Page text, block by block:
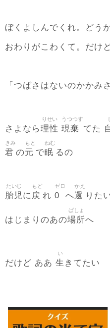
ぼくよしんでくれ。どう
おわりがこわくて。だけ
「つばさはないのかかみ
さよなら理性
りせい
現棄
うつつす
てた
君
きみ
の元
もと
で眠
ねむ
るの
胎児
たいじ
に戻
もど
れ 0
ゼロ
へ還
かえ
りた
はじまりのあの場所
ばしょ
へ
だけど ああ 生
い
きてたい